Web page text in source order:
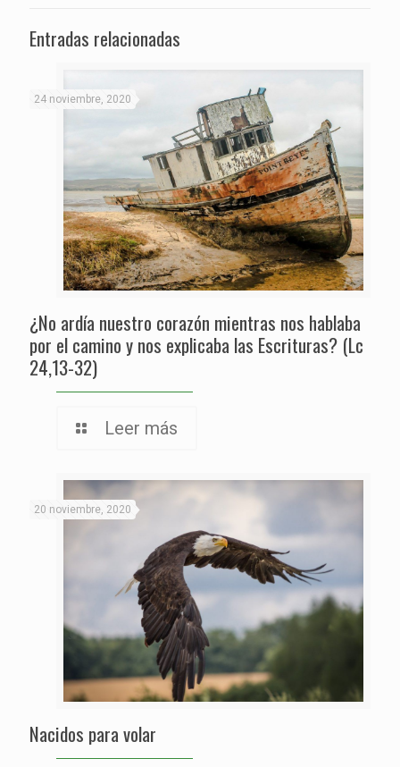
Entradas relacionadas
24 noviembre, 2020
¿No ardía nuestro corazón mientras nos hablaba
por el camino y nos explicaba las Escrituras? (Lc
24,13-32)
Leer más
20 noviembre, 2020
Nacidos para volar